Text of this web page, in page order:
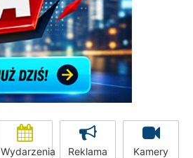
Wydarzenia Reklama Kamery